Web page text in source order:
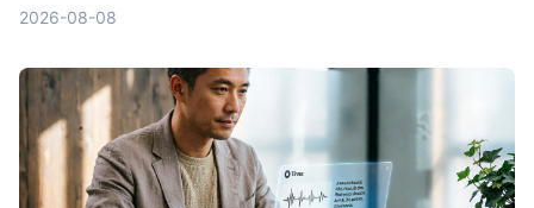
2026-08-08